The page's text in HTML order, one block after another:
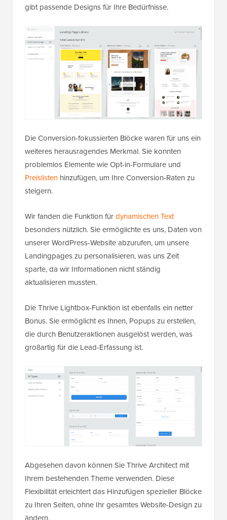
gibt passende Designs für Ihre Bedürfnisse.
Die Conversion-fokussierten Blöcke waren für uns ein
weiteres herausragendes Merkmal. Sie konnten
problemlos Elemente wie Opt-in-Formulare und
Preislisten hinzufügen, um Ihre Conversion-Raten zu
steigern.
Wir fanden die Funktion fürdynamischen Text
besonders nützlich. Sie ermöglichte es uns, Daten von
unserer WordPress-Website abzurufen, um unsere
Landingpages zu personalisieren, was uns Zeit
sparte, da wir Informationen nicht ständig
aktualisieren mussten.
Die Thrive Lightbox-Funktion ist ebenfalls ein netter
Bonus. Sie ermöglicht es Ihnen, Popups zu erstellen,
die durch Benutzeraktionen ausgelöst werden, was
großartig für die Lead-Erfassung ist.
Abgesehen davon können Sie Thrive Architect mit
Ihrem bestehenden Theme verwenden. Diese
Flexibilität erleichtert das Hinzufügen spezieller Blöcke
zu Ihren Seiten, ohne Ihr gesamtes Website-Design zu